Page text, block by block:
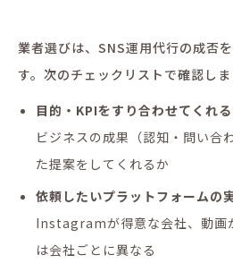
業者選びは、SNS運用代行の成否
す。次のチェックリストで確認しま
目的・KPIをすり合わせてくれ
ビジネスの成果（認知・問い合
た提案をしてくれるか
依頼したいプラットフォームの
Instagramが得意な会社、動画
は会社ごとに異なる